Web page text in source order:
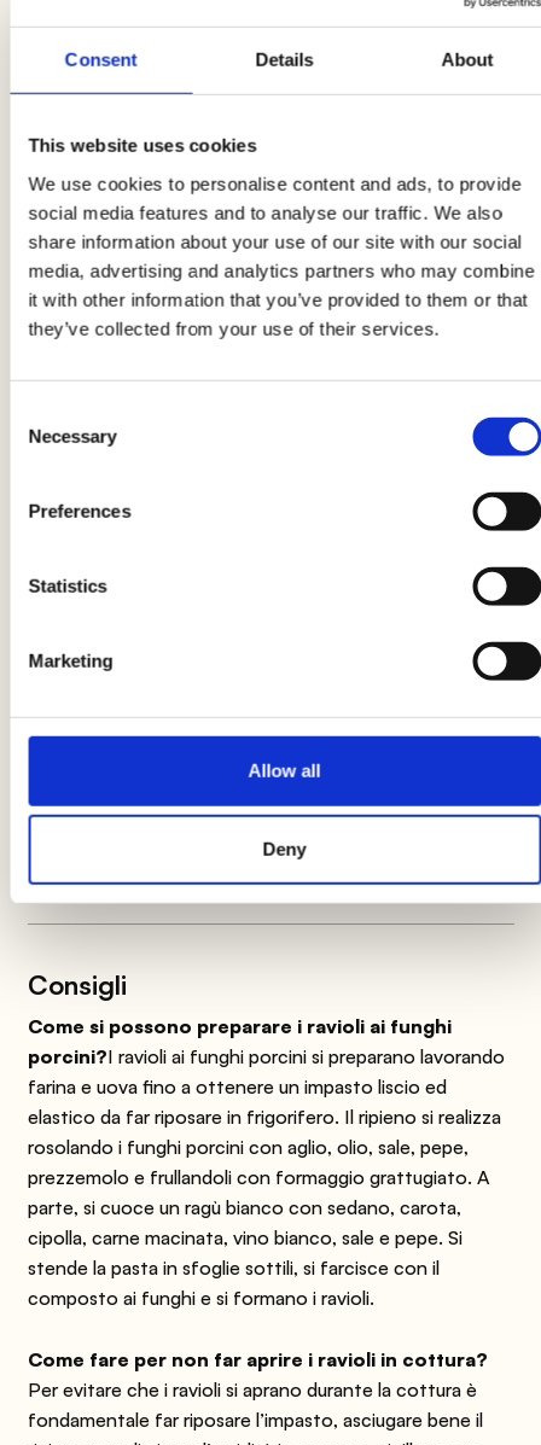
Consent Details About
This website uses cookies
We use cookies to personalise content and ads, to provide
social media features and to analyse our traffic. We also
share information about your use of our site with our social
media, advertising and analytics partners who may combine
it with other information that you’ve provided to them or that
they’ve collected from your use of their services.
Selection
Necessary
Preferences
Statistics
Marketing
Allow all
Deny
Stendete la pasta in una sfoglia sottile e
mettete, a distanza di un paio di centimetri l’uno
sfoglia di pasta fresca e con le dita eliminate
l’aria intorno al ripieno. Con la rondella
tagliapasta ricavate la forma dei ravioli
(quadrati, tondi o a mezzaluna a seconda dei
vostri gusti).
Lessate i ravioli in abbondante acqua bollente
salata per qualche minuto, fino a quando la
pasta non sarà cotta. Scolate la pasta ripiena
fresca nel ragù bianco, amalgamate bene e se
necessario aggiungete qualche cucchiaio di
informazioni presenti su questa pagina e quelle riportate
sull'etichetta del prodotto. Vi invitiamo quindi a verificare e
prodotto prima di utilizzarlo e consumarlo.
Consigli
Come si possono preparare i ravioli ai funghi
porcini?I ravioli ai funghi porcini si preparano lavorando
farina e uova fino a ottenere un impasto liscio ed
elastico da far riposare in frigorifero. Il ripieno si realizza
rosolando i funghi porcini con aglio, olio, sale, pepe,
prezzemolo e frullandoli con formaggio grattugiato. A
parte, si cuoce un ragù bianco con sedano, carota,
cipolla, carne macinata, vino bianco, sale e pepe. Si
stende la pasta in sfoglie sottili, si farcisce con il
composto ai funghi e si formano i ravioli.
Come fare per non far aprire i ravioli in cottura?
Per evitare che i ravioli si aprano durante la cottura è
fondamentale far riposare l’impasto, asciugare bene il